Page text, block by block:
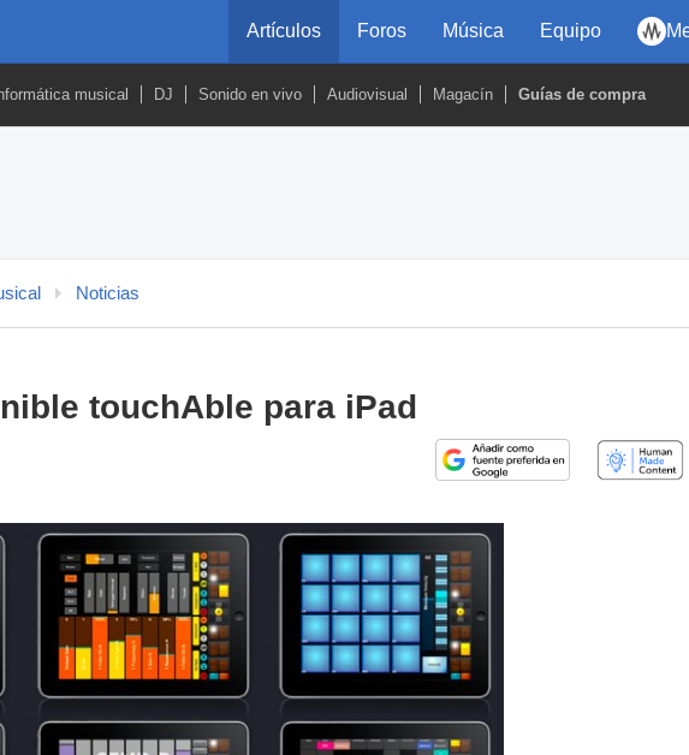
Artículos Foros Música Equipo
musical DJ Sonido en vivo Audiovisual Magacín Guías de compra
Noticias
touchAble para iPad